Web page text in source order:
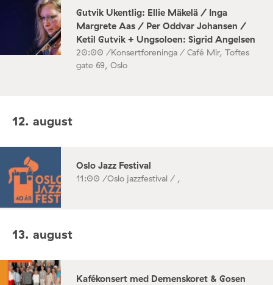
Gutvik Ukentlig: Ellie Mäkelä / Inga
Margrete Aas / Per Oddvar Johansen /
Ketil Gutvik + Ungsoloen: Sigrid Angelsen
20:00 /Konsertforeninga / Café Mir, Toftes
gate 69, Oslo
12. august
Oslo Jazz Festival
11:00 /Oslo jazzfestival / ,
13. august
Kafékonsert med Demenskoret & Gosen